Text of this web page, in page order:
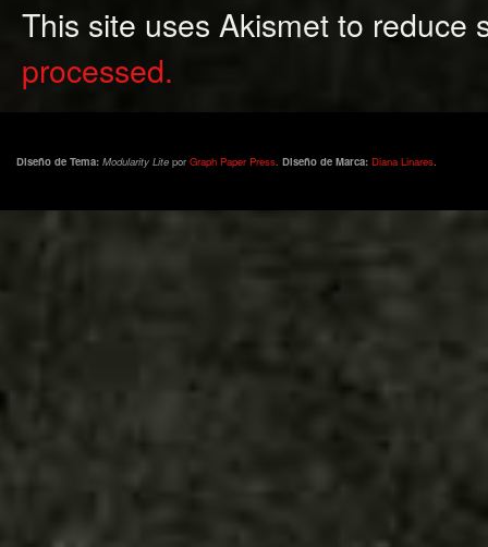
This site uses Akismet to reduce
processed.
Diseño de Tema: Modularity Lite por Graph Paper Press. Diseño de Marca: Diana Linares.